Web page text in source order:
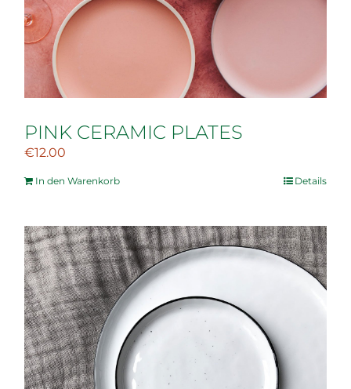
PINK CERAMIC PLATES
€12.00
In den Warenkorb Details